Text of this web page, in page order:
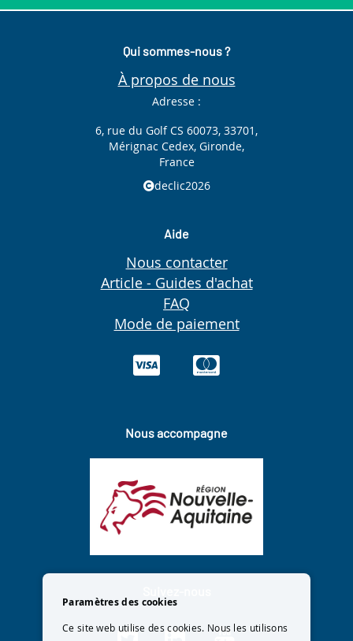
Qui sommes-nous ?
À propos de nous
Adresse :
6, rue du Golf CS 60073, 33701,
Mérignac Cedex, Gironde,
France
declic2026
Aide
Nous contacter
Article - Guides d'achat
FAQ
Mode de paiement
Nous accompagne
Paramètres des cookies
Ce site web utilise des cookies. Nous les utilisons